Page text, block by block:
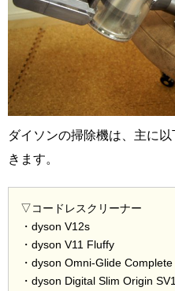
ダイソンの掃除機は、主に
きます。
▽コードレスクリーナー
・dyson V12s
・dyson V11 Fluffy
・dyson Omni-Glide
・dyson Digital Slim Origin